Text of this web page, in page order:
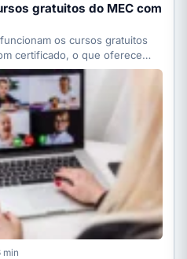
gratuitos do MEC com
os cursos gratuitos
certificado, o que oferece
min